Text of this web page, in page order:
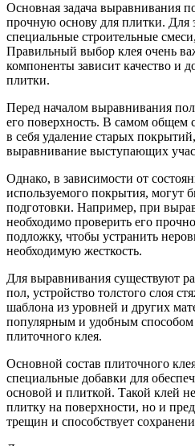
Основная задача выравнивания
прочную основу для плитки. Для
специальные строительные
Правильный выбор клея очень
компоненты зависит качество и
плитки.
Перед началом выравнивания
его поверхность. В самом общем
в себя удаление старых
выравнивание выступающих
Однако, в зависимости от
используемого покрытия, могут
подготовки. Например, при
необходимо проверить его
подложку, чтобы устранить
необходимую жесткость.
Для выравнивания существуют
пол, устройство толстого слоя
шаблона из уровней и других
популярным и удобным способом
плиточного клея.
Основной состав плиточного
специальные добавки для
основой и плиткой. Такой клей
плитку на поверхности, но и
трещин и способствует